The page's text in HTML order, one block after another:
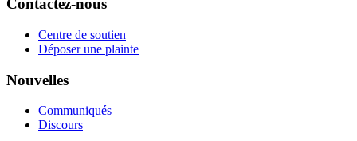
Contactez-nous
Centre de soutien
Déposer une plainte
Nouvelles
Communiqués
Discours